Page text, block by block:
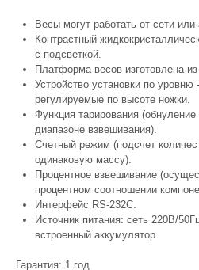
Весы могут работать от сети или
Контрастный
с подсветкой.
Платформа весов изготовлена
Устройство установки по
регулируемые по высоте ножки.
Функция тарирования
диапазоне взвешивания).
Счетный режим (подсчет
одинаковую массу).
Процентное взвешивание
процентном соотношении
Интерфейс RS-232С.
Источник питания: сеть 220В/
встроенный аккумулятор.
Гарантия: 1 год